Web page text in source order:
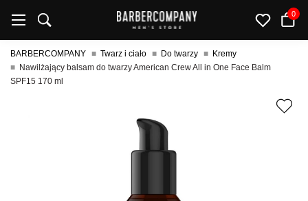
0
BARBERCOMPANY Twarz i ciało Do twarzy
Kremy
Nawilżający balsam do twarzy American Crew All in One Face Balm
SPF15 170 ml